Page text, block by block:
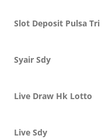
Slot Deposit Pulsa Tri
Syair Sdy
Live Draw Hk Lotto
Live Sdy